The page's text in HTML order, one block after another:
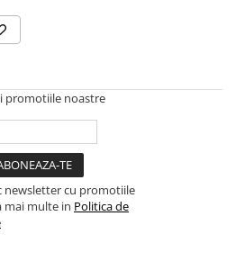
promotiile noastre
newsletter cu promotiile
mai multe in Politica de